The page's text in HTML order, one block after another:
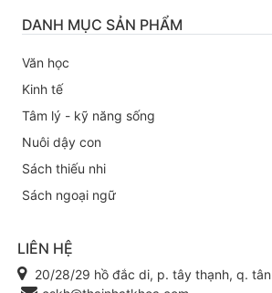
DANH MỤC SẢN PHẨM
Văn học
Kinh tế
Tâm lý - kỹ năng sống
Nuôi dậy con
Sách thiếu nhi
Sách ngoại ngữ
LIÊN HỆ
20/28/29 hồ đắc di, p. tây thạnh, q.